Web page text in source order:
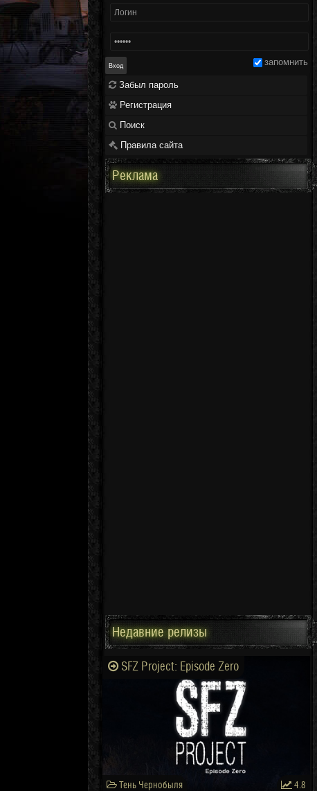
запомнить
Забыл пароль
Регистрация
Поиск
Правила сайта
Реклама
Недавние релизы
SFZ Project: Episode Zero
Тень Чернобыля 4.8